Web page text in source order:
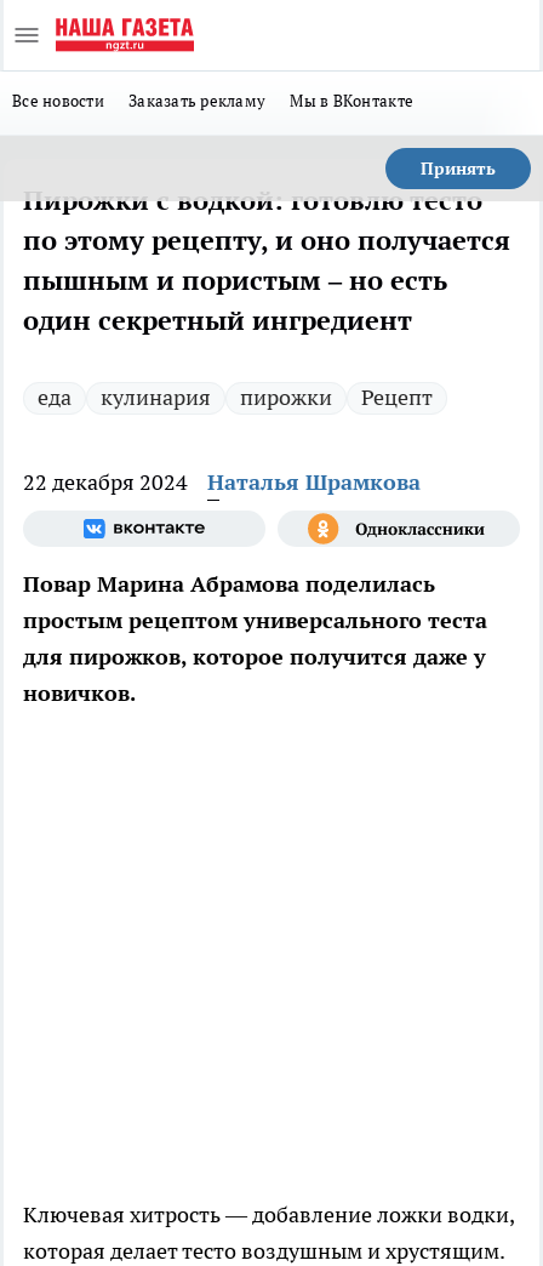
Все новости Заказать рекламу Мы в ВКонтакте
Принять
Пирожки с водкой: готовлю тесто
по этому рецепту, и оно получается
пышным и пористым – но есть
один секретный ингредиент
еда кулинария пирожки Рецепт
22 декабря 2024 Наталья Шрамкова
Повар Марина Абрамова поделилась
простым рецептом универсального теста
для пирожков, которое получится даже у
новичков.
Ключевая хитрость — добавление ложки водки,
которая делает тесто воздушным и хрустящим.